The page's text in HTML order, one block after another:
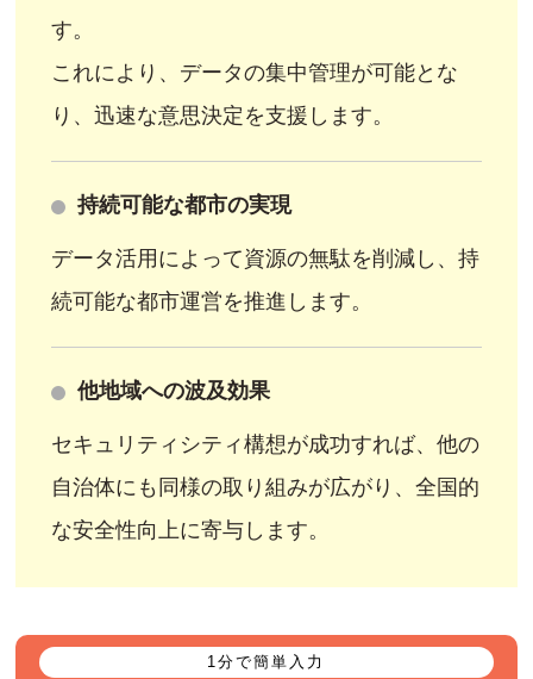
す。
これにより、データの集中管理が可能とな
り、迅速な意思決定を支援します。
持続可能な都市の実現
データ活用によって資源の無駄を削減し、持
続可能な都市運営を推進します。
他地域への波及効果
セキュリティシティ構想が成功すれば、他の
自治体にも同様の取り組みが広がり、全国的
な安全性向上に寄与します。
1分で簡単入力